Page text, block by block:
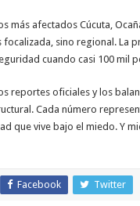
más afectados Cúcuta,
focalizada, sino regional. La
cuando casi 100 mil
reportes oficiales y los
Cada número
que vive bajo el miedo. Y
Facebook Twitter